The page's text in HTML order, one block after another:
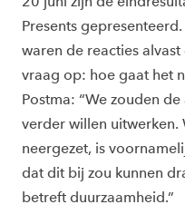
Presents
waren de reacties
vraag op: hoe gaat het
Postma: “We zouden
verder willen uitwerken.
neergezet, is
dat dit bij zou kunnen
betreft duurzaamheid.”